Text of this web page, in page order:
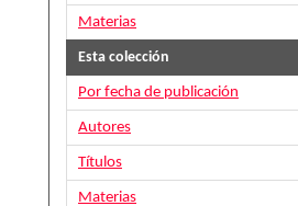
Materias
Esta colección
Por fecha de publicación
Autores
Títulos
Materias